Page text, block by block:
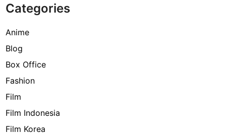
Categories
Anime
Blog
Box Office
Fashion
Film
Film Indonesia
Film Korea